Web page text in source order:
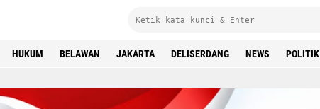
HUKUM BELAWAN JAKARTA DELISERDANG NEWS POLITIK